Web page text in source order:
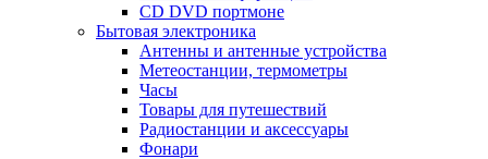
CD DVD портмоне
Бытовая электроника
Антенны и антенные устройства
Метеостанции, термометры
Часы
Товары для путешествий
Радиостанции и аксессуары
Фонари